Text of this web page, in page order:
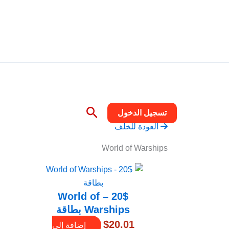
تسجيل الدخول البحث
العودة للخلف
World of Warships
20$ – World of
Warships بطاقة
$20.01
إضافة إلى